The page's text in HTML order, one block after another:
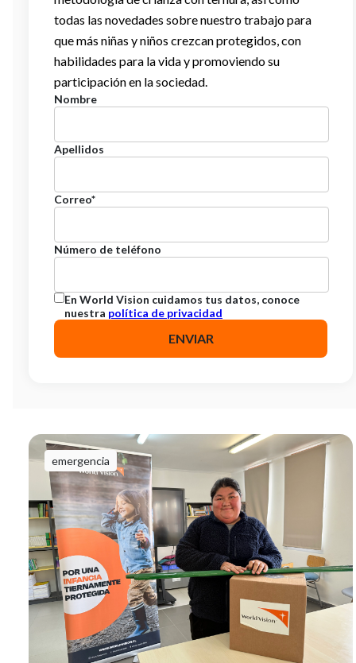
todas las novedades sobre nuestro trabajo para
que más niñas y niños crezcan protegidos, con
habilidades para la vida y promoviendo su
participación en la sociedad.
Nombre
Apellidos
Correo*
Número de teléfono
En World Vision cuidamos tus datos, conoce
nuestra política de privacidad
emergencia